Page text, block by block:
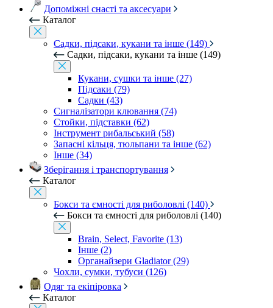
Допоміжні снасті та аксесуари
Каталог
Садки, підсаки, кукани та інше (149)
Садки, підсаки, кукани та інше (149)
Кукани, сушки та інше (27)
Підсаки (79)
Садки (43)
Сигналізатори клювання (74)
Стойки, підставки (62)
Інструмент рибальський (58)
Запасні кільця, тюльпани та інше (62)
Інше (34)
Зберігання і транспортування
Каталог
Бокси та ємності для риболовлі (140)
Бокси та ємності для риболовлі (140)
Brain, Select, Favorite (13)
Інше (2)
Органайзери Gladiator (29)
Чохли, сумки, тубуси (126)
Одяг та екіпіровка
Каталог